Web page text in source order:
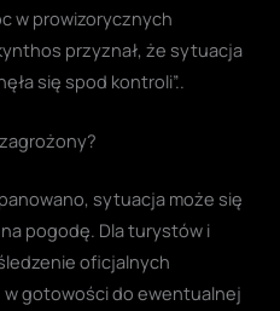
w prowizorycznych
przyznał, że sytuacja
się spod kontroli”..
sytuacja może się
pogodę. Dla turystów i
oficjalnych
gotowości do ewentualnej